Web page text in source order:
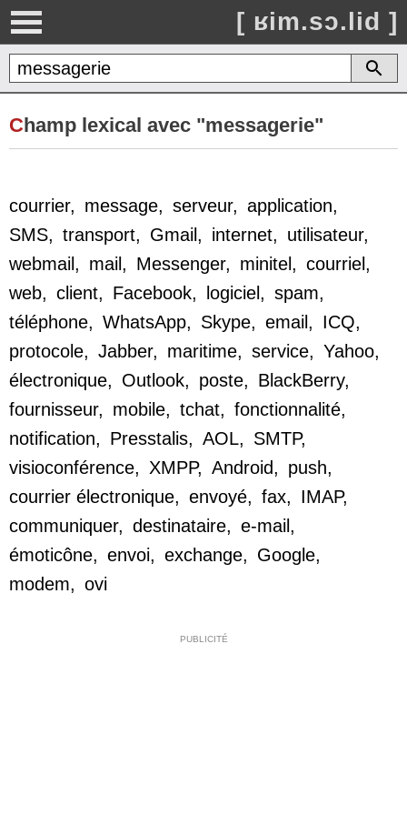
[ ʁim.sɔ.lid ]
Champ lexical avec "messagerie"
courrier, message, serveur, application,
SMS, transport, Gmail, internet, utilisateur,
webmail, mail, Messenger, minitel, courriel,
web, client, Facebook, logiciel, spam,
téléphone, WhatsApp, Skype, email, ICQ,
protocole, Jabber, maritime, service, Yahoo,
électronique, Outlook, poste, BlackBerry,
fournisseur, mobile, tchat, fonctionnalité,
notification, Presstalis, AOL, SMTP,
visioconférence, XMPP, Android, push,
courrier électronique, envoyé, fax, IMAP,
communiquer, destinataire, e-mail,
émoticône, envoi, exchange, Google,
modem, ovi
PUBLICITÉ